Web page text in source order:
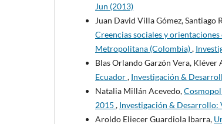
Jun (2013)
Juan David Villa Gómez, Santiago
Creencias sociales y
Metropolitana (Colombia),
Blas Orlando Garzón Vera, Kléver
Ecuador, Investigación &
Natalia Millán Acevedo,
2015 , Investigación & Desarrollo:
Aroldo Eliecer Guardiola Ibarra,